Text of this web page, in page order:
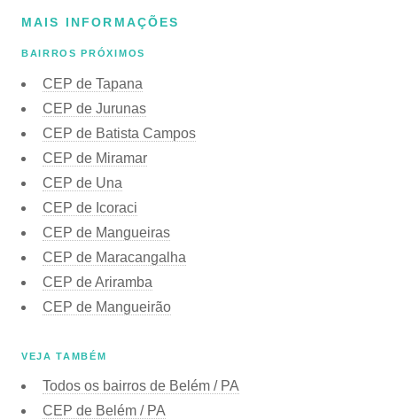
MAIS INFORMAÇÕES
BAIRROS PRÓXIMOS
CEP de Tapana
CEP de Jurunas
CEP de Batista Campos
CEP de Miramar
CEP de Una
CEP de Icoraci
CEP de Mangueiras
CEP de Maracangalha
CEP de Ariramba
CEP de Mangueirão
VEJA TAMBÉM
Todos os bairros de Belém / PA
CEP de Belém / PA